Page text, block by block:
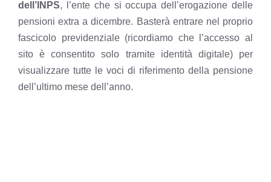
dell’INPS, l’ente che si occupa dell’erogazione delle
pensioni extra a dicembre. Basterà entrare nel proprio
fascicolo previdenziale (ricordiamo che
l’accesso al
sito è consentito solo tramite identità digitale) per
visualizzare tutte le voci di riferimento della pensione
dell’ultimo mese dell’anno.